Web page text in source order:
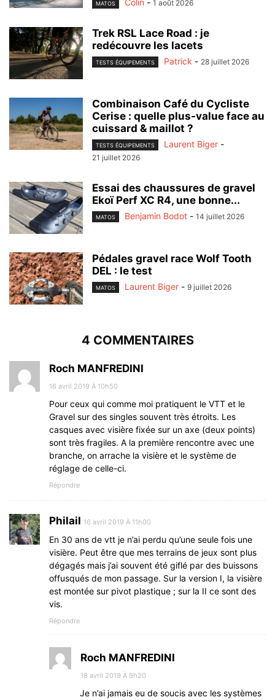
MATOS 1 août 2026
Trek RSL Lace Road : je
redécouvre les lacets
TESTS ÉQUIPEMENTS Patrick - 28 juillet 2026
Combinaison Café du Cycliste
Cerise : quelle plus-value face au
cuissard & maillot ?
TESTS ÉQUIPEMENTS Laurent Biger -
21 juillet 2026
Essai des chaussures de gravel
Ekoï Perf XC R4, une bonne...
MATOS Benjamin Bodot - 14 juillet 2026
Pédales gravel race Wolf Tooth
DEL : le test
MATOS Laurent Biger - 9 juillet 2026
4 COMMENTAIRES
Roch MANFREDINI
16 avril 2019 À 10h50
Pour ceux qui comme moi pratiquent le VTT et le
Gravel sur des singles souvent très étroits. Les
casques avec visière fixée sur un axe (deux points)
sont très fragiles. A la première rencontre avec une
branche, on arrache la visière et le système de
réglage de celle-ci.
Répondre
Philail 16 avril 2019 À 11h00
En 30 ans de vtt je n’ai perdu qu’une seule fois une
visière. Peut être que mes terrains de jeux sont plus
dégagés mais j’ai souvent été giflé par des buissons
offusqués de mon passage. Sur la version I, la visière
est montée sur pivot plastique ; sur la II ce sont des
vis.
Répondre
Roch MANFREDINI
18 avril 2019 À 9h20
Je n’ai jamais eu de soucis avec les systèmes